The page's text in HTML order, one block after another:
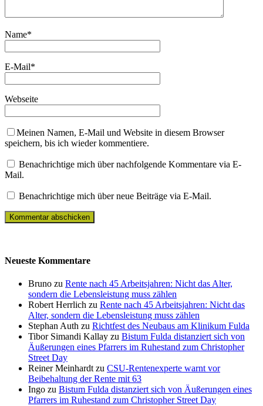
Name*
E-Mail*
Webseite
Meinen Namen, E-Mail und Website in diesem Browser
speichern, bis ich wieder kommentiere.
Benachrichtige mich über nachfolgende Kommentare via E-
Mail.
Benachrichtige mich über neue Beiträge via E-Mail.
Neueste Kommentare
Bruno zu Rente nach 45 Arbeitsjahren: Nicht das Alter,
sondern die Lebensleistung muss zählen
Robert Herrlich zu Rente nach 45 Arbeitsjahren: Nicht das
Alter, sondern die Lebensleistung muss zählen
Stephan Auth zu Richtfest des Neubaus am Klinikum Fulda
Tibor Simandi Kallay zu Bistum Fulda distanziert sich von
Äußerungen eines Pfarrers im Ruhestand zum Christopher
Street Day
Reiner Meinhardt zu CSU-Rentenexperte warnt vor
Beibehaltung der Rente mit 63
Ingo zu Bistum Fulda distanziert sich von Äußerungen eines
Pfarrers im Ruhestand zum Christopher Street Day